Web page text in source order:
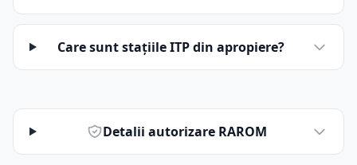
Care sunt stațiile ITP din apropiere?
Detalii autorizare RAROM